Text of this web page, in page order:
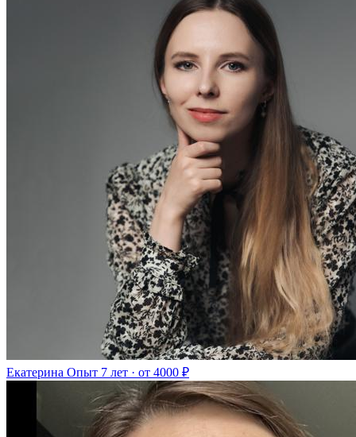
Екатерина Опыт 7 лет · от 4000 ₽